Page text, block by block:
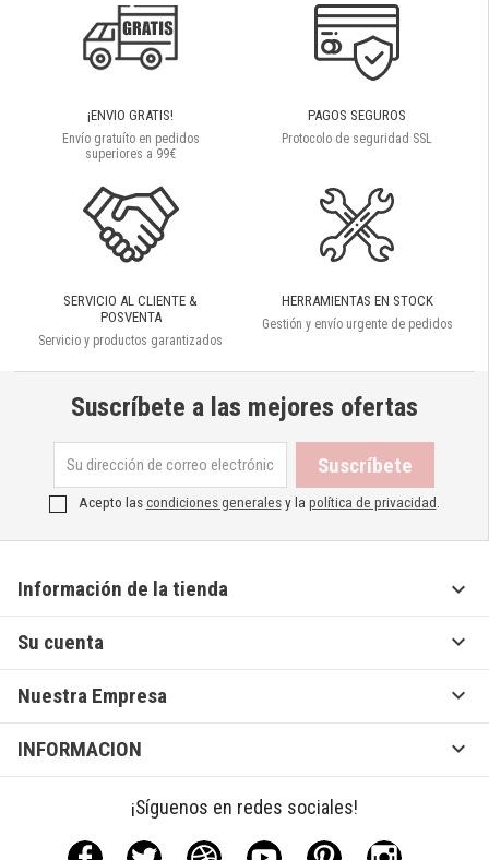
¡ENVIO GRATIS!
Envío gratuíto en pedidos
superiores a 99€
PAGOS SEGUROS
Protocolo de seguridad SSL
SERVICIO AL CLIENTE &
POSVENTA
Servicio y productos garantizados
HERRAMIENTAS EN STOCK
Gestión y envío urgente de pedidos
Suscríbete a las mejores ofertas
Acepto lascondiciones generalesy la política de privacidad
Información de la tienda 
Su cuenta 
Nuestra Empresa 
INFORMACION 
¡Síguenos en redes sociales!
Facebook Twitter Rss YouTubePinterestInstagram